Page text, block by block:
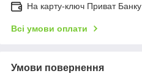
На карту-ключ Приват Банку
Всі умови оплати
Умови повернення